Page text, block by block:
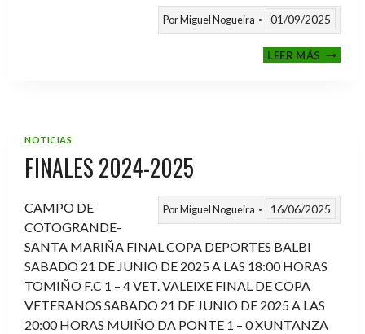
PorMiguel Nogueira 01/09/2025
LEER MÁSVI
NOTICIAS
FINALES 2024-2025
PorMiguel Nogueira 16/06/2025
CAMPO DE
COTOGRANDE-
SANTA MARIÑA FINAL COPA DEPORTES BALBI
SABADO 21 DE JUNIO DE 2025 A LAS 18:00 HORAS
TOMIÑO F.C 1 – 4 VET. VALEIXE FINAL DE COPA
VETERANOS SABADO 21 DE JUNIO DE 2025 A LAS
20:00 HORAS MUIÑO DA PONTE 1 – 0 XUNTANZA